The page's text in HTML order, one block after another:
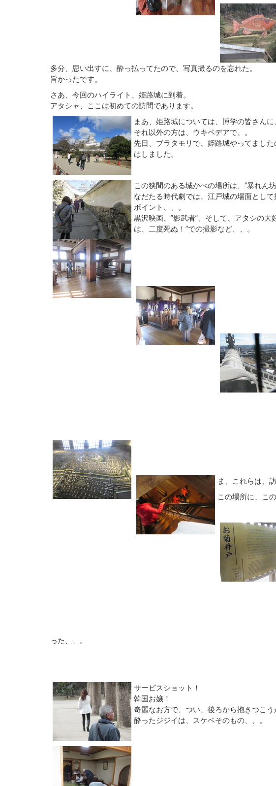
多分、思い出すに、酔っ払ってたので、写真撮るのを忘れた。
旨かったです。
さあ、今回のハイライト、姫路城に到着。
アタシャ、ここは初めての訪問であります。
まあ、姫路城については、博学の皆さんに
それ以外の方は、ウキペデアで、。
先日、ブラタモリで、姫路城やってまし
はしました。
この狭間のある城かべの場所は、”暴れん坊
なだたる時代劇では、江戸城の場面として
ポイント、、。
黒沢映画、”影武者”、そして、アタシの大
は、二度死ぬ！”での撮影など、、。
ま、これらは、
この場所に、こ
った、、。
サービスショット！
韓国お嬢！
奇麗なお方で、つい、後ろから抱きつこう
酔ったジジイは、スケベそのもの、、。